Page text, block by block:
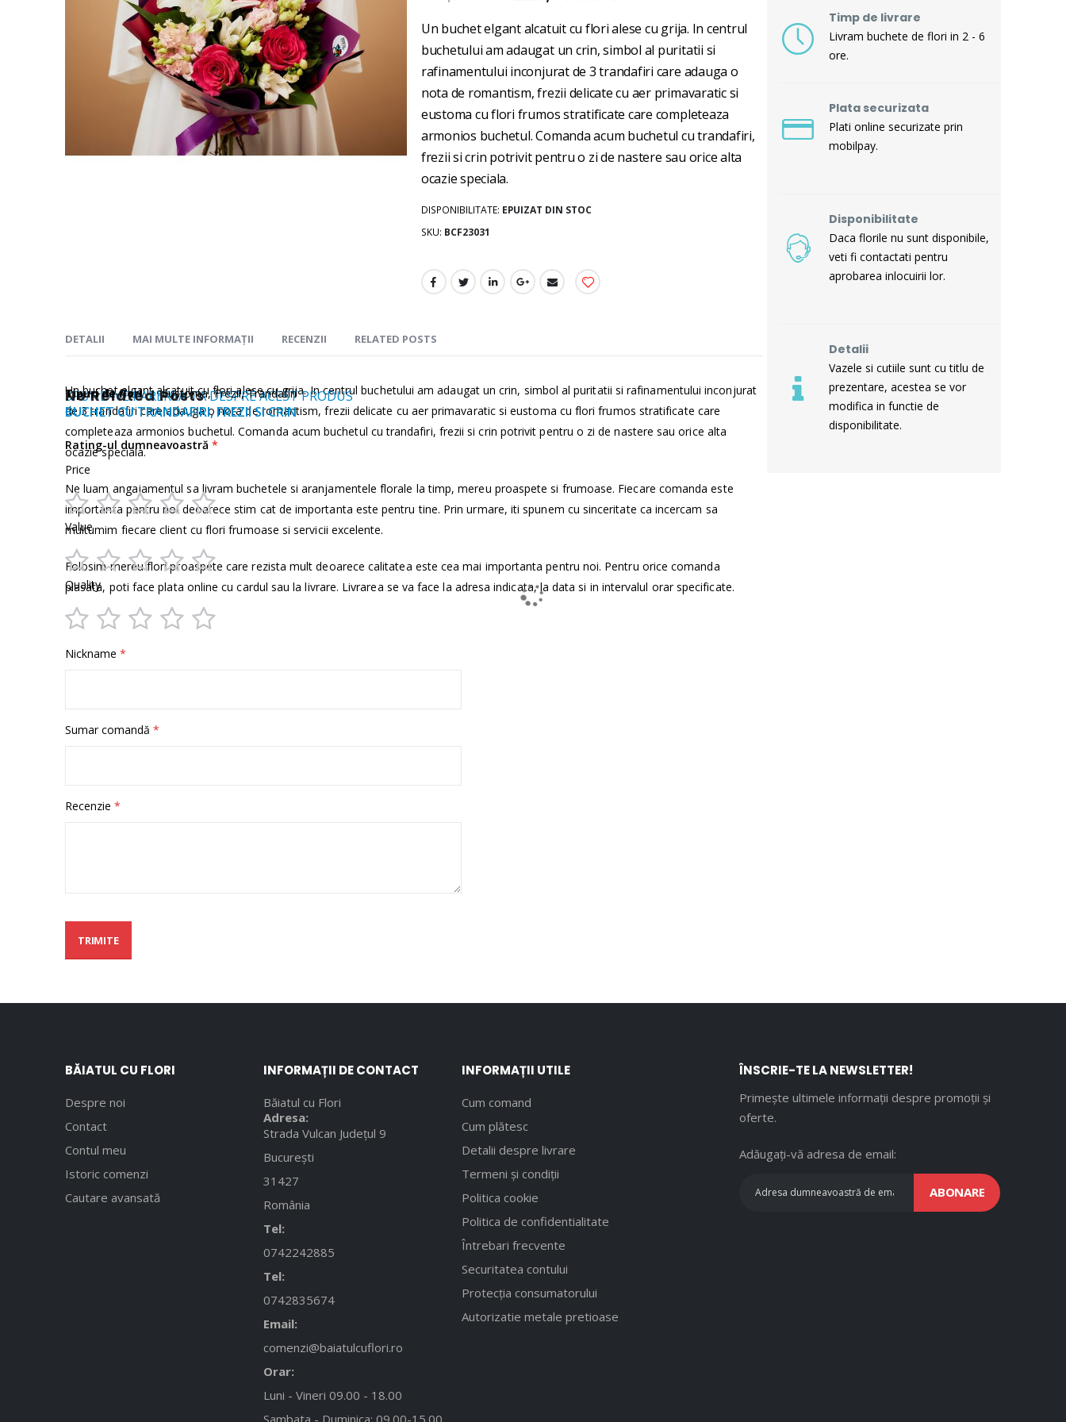
Un buchet elgant alcatuit cu flori alese cu grija. In centrul
buchetului am adaugat un crin, simbol al puritatii si
rafinamentului inconjurat de 3 trandafiri care adauga o
nota de romantism, frezii delicate cu aer primavaratic si
eustoma cu flori frumos stratificate care completeaza
armonios buchetul. Comanda acum buchetul cu trandafiri,
frezii si crin potrivit pentru o zi de nastere sau orice alta
ocazie speciala.
DISPONIBILITATE: EPUIZAT DIN STOC
SKU BCF23031
DETALII
Un buchet elgant alcatuit cu flori alese cu grija. In centrul buchetului am adaugat un crin, simbol al puritatii si rafinamentului inconjurat
de 3 trandafiri care adauga o nota de romantism, frezii delicate cu aer primavaratic si eustoma cu flori frumos stratificate care
completeaza armonios buchetul. Comanda acum buchetul cu trandafiri, frezii si crin potrivit pentru o zi de nastere sau orice alta
ocazie speciala.
Ne luam angajamentul sa livram buchetele si aranjamentele florale la timp, mereu proaspete si frumoase. Fiecare comanda este
importanta pentru noi deoarece stim cat de importanta este pentru tine. Prin urmare, iti spunem cu sinceritate ca incercam sa
multumim fiecare client cu flori frumoase si servicii excelente.
Folosim mereu flori proaspete care rezista mult deoarece calitatea este cea mai importanta pentru noi. Pentru orice comanda
plasata, poti face plata online cu cardul sau la livrare. Livrarea se va face la adresa indicata, la data si in intervalul orar specificate.
MAI MULTE INFORMAȚII
Mai
multe
informații
Tipuri de flori Eustoma, Frezii, Trandafiri
RECENZII
SPUNE-NE PAREREA TA DESPRE ACEST PRODUS
BUCHET CU TRANDAFIRI, FREZII SI CRIN
Rating-ul dumneavoastră
Price
1
2
3
4
5
Value
1
2
3
4
5
Quality
star
stars
stars
stars
stars
Nickname
Sumar comandă
Recenzie
TRIMITE
RELATED POSTS
No Related Posts
Timp de livrare
Livram buchete de flori in 2 - 6
ore.
Plata securizata
Plati online securizate prin
mobilpay.
Disponibilitate
Daca florile nu sunt disponibile,
veti fi contactati pentru
aprobarea inlocuirii lor.
Detalii
Vazele si cutiile sunt cu titlu de
prezentare, acestea se vor
modifica in functie de
disponibilitate.
BĂIATUL CU FLORI
Despre noi
Contact
Contul meu
Istoric comenzi
Cautare avansată
INFORMAȚII DE CONTACT
Băiatul cu Flori
Adresa:
Strada Vulcan Județul 9
București
31427
România
Tel:
0742242885
Tel:
0742835674
Email:
comenzi@baiatulcuflori.ro
Orar:
Luni - Vineri 09.00 - 18.00
Sambata - Duminica: 09.00-15.00
INFORMAȚII UTILE
Cum comand
Cum plătesc
Detalii despre livrare
Termeni și condiții
Politica cookie
Politica de confidentialitate
Întrebari frecvente
Securitatea contului
Protecția consumatorului
Autorizatie metale pretioase
ÎNSCRIE-TE LA NEWSLETTER!
Primește ultimele informații despre promoții și
oferte.
Adăugați-vă adresa de email:
ABONARE